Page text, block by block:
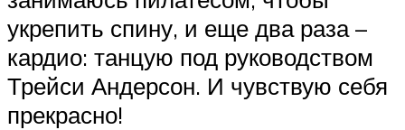
укрепить спину, и еще два раза –
кардио: танцую под руководством
Трейси Андерсон. И чувствую себя
прекрасно!